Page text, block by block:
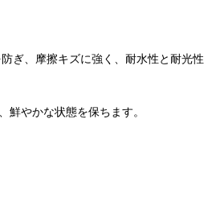
ぎ、摩擦キズに強く、耐水性と耐光性
やかな状態を保ちます。